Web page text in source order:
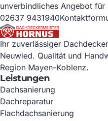
unverbindliches Angebot für
02637 9431940
Ihr zuverlässiger
Neuwied. Qualität und
Region Mayen-Koblenz.
Leistungen
Dachsanierung
Dachreparatur
Flachdachsanierung